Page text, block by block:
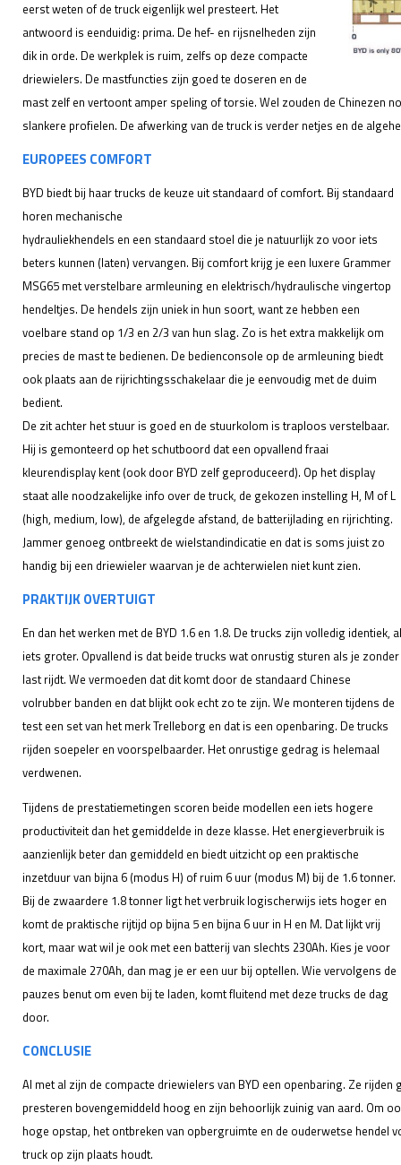
eerst weten of de truck eigenlijk wel presteert. Het
antwoord is eenduidig: prima. De hef- en rijsnelheden zijn
dik in orde. De werkplek is ruim, zelfs op deze compacte
driewielers. De mastfuncties zijn goed te doseren en de
mast zelf en vertoont amper speling of torsie. Wel zouden de Chinezen
slankere profielen. De afwerking van de truck is verder netjes en de
EUROPEES COMFORT
BYD biedt bij haar trucks de keuze uit standaard of comfort. Bij standaard
horen mechanische
hydrauliekhendels en een standaard stoel die je natuurlijk zo voor iets
beters kunnen (laten) vervangen. Bij comfort krijg je een luxere Grammer
MSG65 met verstelbare armleuning en elektrisch/hydraulische vingertop
hendeltjes. De hendels zijn uniek in hun soort, want ze hebben een
voelbare stand op 1/3 en 2/3 van hun slag. Zo is het extra makkelijk om
precies de mast te bedienen. De bedienconsole op de armleuning biedt
ook plaats aan de rijrichtingsschakelaar die je eenvoudig met de duim
bedient.
De zit achter het stuur is goed en de stuurkolom is traploos verstelbaar.
Hij is gemonteerd op het schutboord dat een opvallend fraai
kleurendisplay kent (ook door BYD zelf geproduceerd). Op het display
staat alle noodzakelijke info over de truck, de gekozen instelling H, M of L
(high, medium, low), de afgelegde afstand, de batterijlading en rijrichting.
Jammer genoeg ontbreekt de wielstandindicatie en dat is soms juist zo
handig bij een driewieler waarvan je de achterwielen niet kunt zien.
PRAKTIJK OVERTUIGT
En dan het werken met de BYD 1.6 en 1.8. De trucks zijn volledig identiek,
iets groter. Opvallend is dat beide trucks wat onrustig sturen als je zonder
last rijdt. We vermoeden dat dit komt door de standaard Chinese
volrubber banden en dat blijkt ook echt zo te zijn. We monteren tijdens de
test een set van het merk Trelleborg en dat is een openbaring. De trucks
rijden soepeler en voorspelbaarder. Het onrustige gedrag is helemaal
verdwenen.
Tijdens de prestatiemetingen scoren beide modellen een iets hogere
productiviteit dan het gemiddelde in deze klasse. Het energieverbruik is
aanzienlijk beter dan gemiddeld en biedt uitzicht op een praktische
inzetduur van bijna 6 (modus H) of ruim 6 uur (modus M) bij de 1.6 tonner.
Bij de zwaardere 1.8 tonner ligt het verbruik logischerwijs iets hoger en
komt de praktische rijtijd op bijna 5 en bijna 6 uur in H en M. Dat lijkt vrij
kort, maar wat wil je ook met een batterij van slechts 230Ah. Kies je voor
de maximale 270Ah, dan mag je er een uur bij optellen. Wie vervolgens de
pauzes benut om even bij te laden, komt fluitend met deze trucks de dag
door.
CONCLUSIE
Al met al zijn de compacte driewielers van BYD een openbaring. Ze
presteren bovengemiddeld hoog en zijn behoorlijk zuinig van aard. Om
hoge opstap, het ontbreken van opbergruimte en de ouderwetse hendel
truck op zijn plaats houdt.